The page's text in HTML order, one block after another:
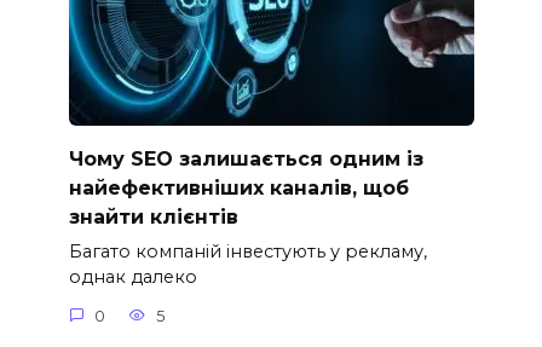
Чому SEO залишається одним із
найефективніших каналів, щоб
знайти клієнтів
Багато компаній інвестують у рекламу,
однак далеко
0 5